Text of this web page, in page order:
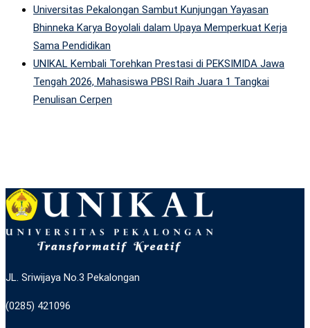
Universitas Pekalongan Sambut Kunjungan Yayasan
Bhinneka Karya Boyolali dalam Upaya Memperkuat Kerja
Sama Pendidikan
UNIKAL Kembali Torehkan Prestasi di PEKSIMIDA Jawa
Tengah 2026, Mahasiswa PBSI Raih Juara 1 Tangkai
Penulisan Cerpen
JL. Sriwijaya No.3 Pekalongan
(0285) 421096